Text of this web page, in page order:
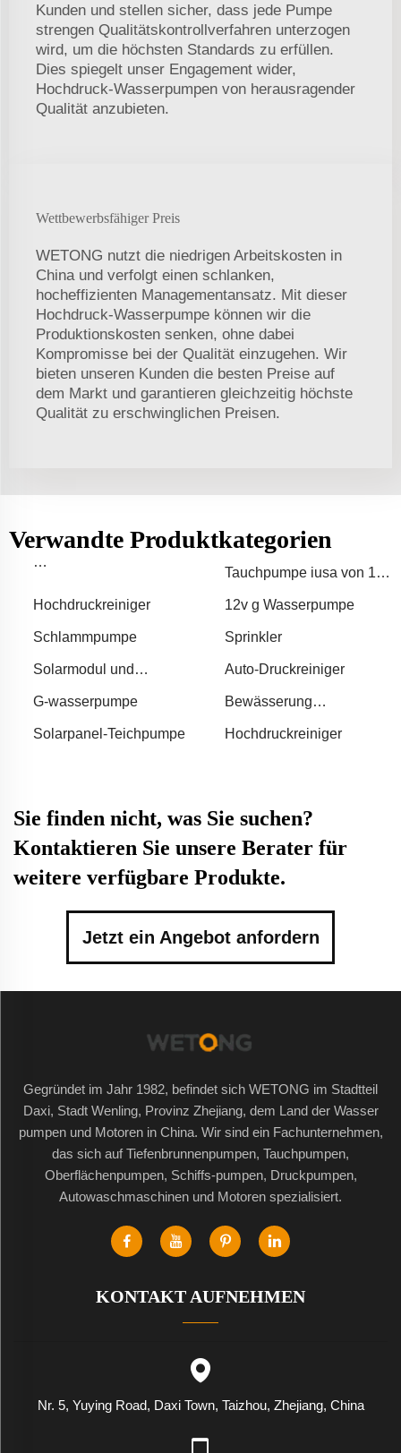
Kunden und stellen sicher, dass jede Pumpe
strengen Qualitätskontrollverfahren unterzogen
wird, um die höchsten Standards zu erfüllen.
Dies spiegelt unser Engagement wider,
Hochdruck-Wasserpumpen von herausragender
Qualität anzubieten.
Wettbewerbsfähiger Preis
WETONG nutzt die niedrigen Arbeitskosten in
China und verfolgt einen schlanken,
hocheffizienten Managementansatz. Mit dieser
Hochdruck-Wasserpumpe können wir die
Produktionskosten senken, ohne dabei
Kompromisse bei der Qualität einzugehen. Wir
bieten unseren Kunden die besten Preise auf
dem Markt und garantieren gleichzeitig höchste
Qualität zu erschwinglichen Preisen.
Verwandte Produktkategorien
für 50 Hektar
Tauchpumpe iusa von 15
Hochdruckreiniger
12v g Wasserpumpe
Schlammpumpe Sprinkler
Solarmodul und
Auto-Druckreiniger
G-wasserpumpe
Bewässerung
Solarpanel-Teichpumpe
Hochdruckreiniger
Sie finden nicht, was Sie suchen?
Kontaktieren Sie unsere Berater für
weitere verfügbare Produkte.
Jetzt ein Angebot anfordern
Gegründet im Jahr 1982, befindet sich WETONG im Stadtteil
Daxi, Stadt Wenling, Provinz Zhejiang, dem Land der Wasser
pumpen und Motoren in China. Wir sind ein Fachunternehmen,
das sich auf Tiefenbrunnenpumpen, Tauchpumpen,
Oberflächenpumpen, Schiffs-pumpen, Druckpumpen,
Autowaschmaschinen und Motoren spezialisiert.
KONTAKT AUFNEHMEN
Nr. 5, Yuying Road, Daxi Town, Taizhou, Zhejiang, China